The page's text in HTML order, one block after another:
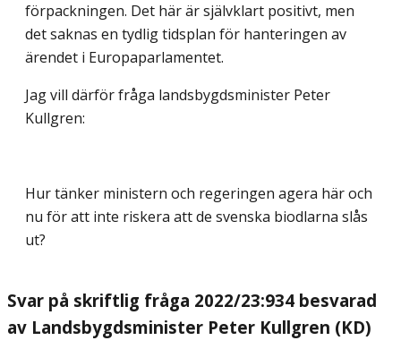
förpackningen. Det här är självklart positivt, men
det saknas en tydlig tidsplan för hanteringen av
ärendet i Europaparlamentet.
Jag vill därför fråga landsbygdsminister Peter
Kullgren:
Hur tänker ministern och regeringen agera här och
nu för att inte riskera att de svenska biodlarna slås
ut?
Svar på skriftlig fråga 2022/23:934 besvarad
av Landsbygdsminister Peter Kullgren (KD)